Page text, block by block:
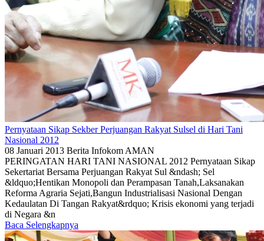
Pernyataan Sikap Sekber Perjuangan Rakyat Sulsel di Hari Tani
Nasional 2012
08 Januari 2013 Berita Infokom AMAN
PERINGATAN HARI TANI NASIONAL 2012 Pernyataan Sikap
Sekertariat Bersama Perjuangan Rakyat Sul &ndash; Sel
&ldquo;Hentikan Monopoli dan Perampasan Tanah,Laksanakan
Reforma Agraria Sejati,Bangun Industrialisasi Nasional Dengan
Kedaulatan Di Tangan Rakyat&rdquo; Krisis ekonomi yang terjadi
di Negara &n
Baca Selengkapnya